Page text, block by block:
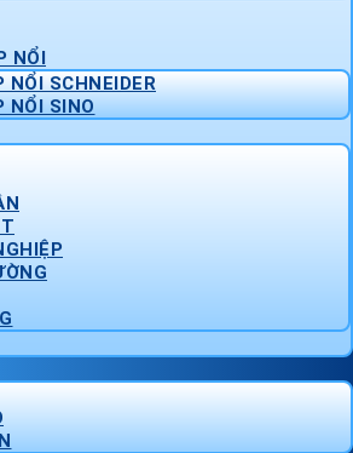
NỔI
SCHNEIDER
NỔI SINO